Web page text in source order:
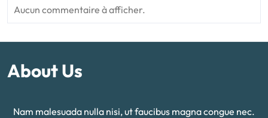
Aucun commentaire à afficher.
About Us
Nam malesuada nulla nisi, ut faucibus magna congue nec.